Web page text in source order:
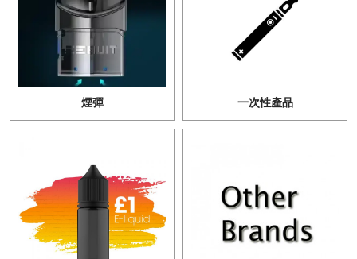
煙彈 一次性產品